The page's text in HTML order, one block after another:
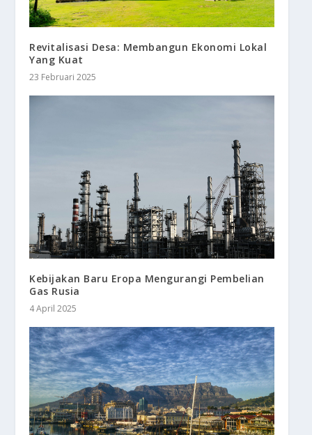
Revitalisasi Desa: Membangun Ekonomi Lokal
Yang Kuat
23 Februari 2025
Kebijakan Baru Eropa Mengurangi Pembelian
Gas Rusia
4 April 2025